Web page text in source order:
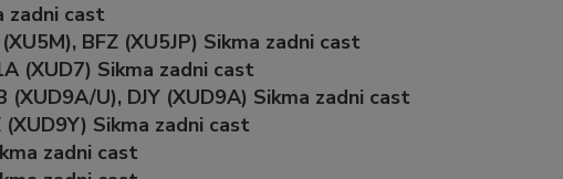
zadni cast
BFZ (XU5JP) Sikma zadni cast
(XUD7) Sikma zadni cast
U), DJY (XUD9A) Sikma zadni cast
Sikma zadni cast
zadni cast